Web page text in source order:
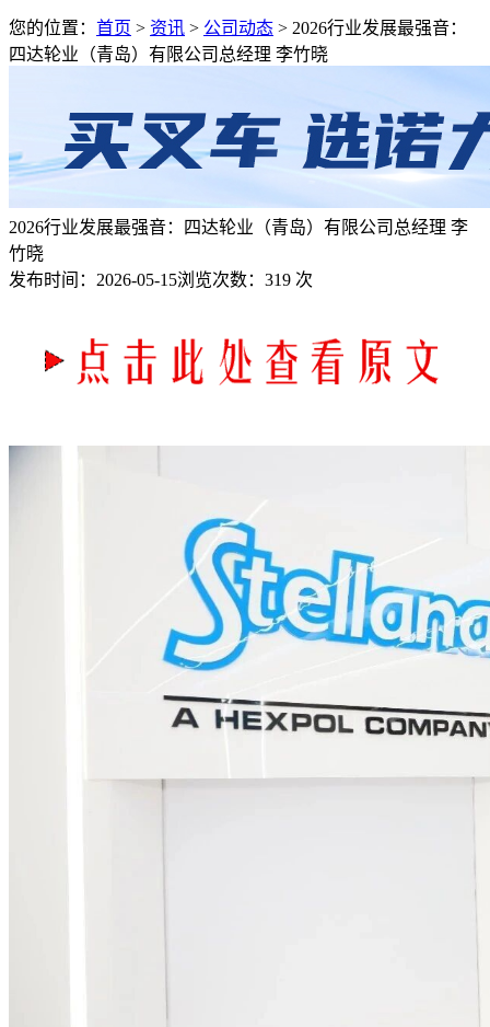
您的位置： 首页 > 资讯 > 公司动态 > 2026行业发展最强音：
四达轮业（青岛）有限公司总经理 李竹晓
2026行业发展最强音：四达轮业（青岛）有限公司总经理 李
竹晓
发布时间： 2026-05-15浏览次数： 319 次